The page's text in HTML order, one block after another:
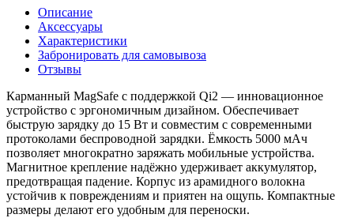
Описание
Аксессуары
Характеристики
Забронировать для самовывоза
Отзывы
Карманный MagSafe с поддержкой Qi2 — инновационное
устройство с эргономичным дизайном. Обеспечивает
быструю зарядку до 15 Вт и совместим с современными
протоколами беспроводной зарядки. Ёмкость 5000 мАч
позволяет многократно заряжать мобильные устройства.
Магнитное крепление надёжно удерживает аккумулятор,
предотвращая падение. Корпус из арамидного волокна
устойчив к повреждениям и приятен на ощупь. Компактные
размеры делают его удобным для переноски.